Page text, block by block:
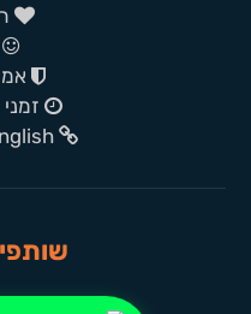
Prayers in English